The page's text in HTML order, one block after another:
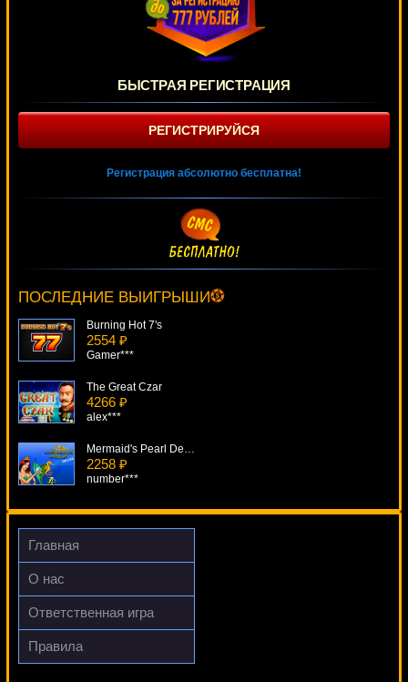
БЫСТРАЯ РЕГИСТРАЦИЯ
РЕГИСТРИРУЙСЯ
Регистрация абсолютно бесплатна!
ПОСЛЕДНИЕ ВЫИГРЫШИ
Deni***
Burning Hot 7's
2554 ₽
Gamer***
The Great Czar
4266 ₽
alex***
Mermaid's Pearl Deluxe
2258 ₽
number***
Fisticuffs
890 ₽
ivan-lev***
Главная
О нас
Ответственная игра
Правила
Pure Platinum